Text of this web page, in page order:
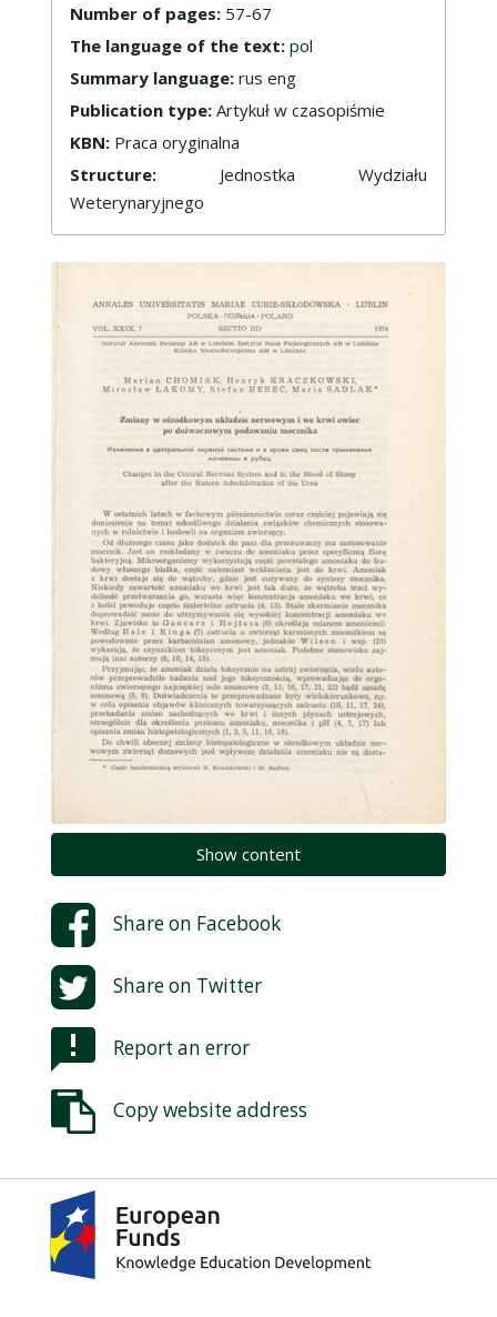
Number of pages: 57-67
The language of the text: pol
Summary language: rus eng
Publication type: Artykuł w czasopiśmie
KBN: Praca oryginalna
Structure: Jednostka Wydziału
Weterynaryjnego
Show content
Share on Facebook
Share on Twitter
Report an error
Copy website address